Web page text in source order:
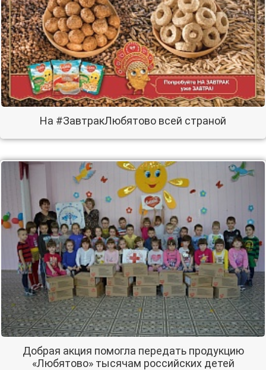
На #ЗавтракЛюбятово всей страной
Добрая акция помогла передать продукцию
«Любятово» тысячам российских детей